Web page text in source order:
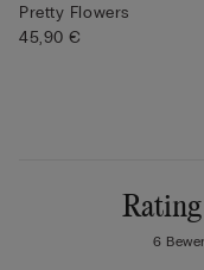
Pretty Flowers
45,90 €
6